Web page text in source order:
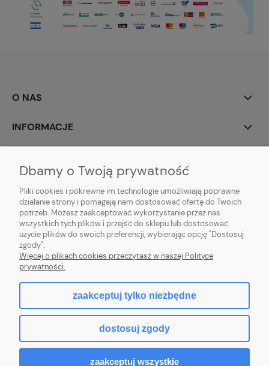
O NAS
INFORMACJE
POMOC
Hurtownia kosmetyczna Zby-Mal | ul. Mościckiego 14; 66-400 Gorzów
Wlkp. | NIP: 5992806699 | Tel.698 35 12 13|zby-mal@wp.pl
Sklep internetowy Shoper.pl
Dbamy o Twoją prywatność
Pliki cookies i pokrewne im technologie umożliwiają poprawne
działanie strony i pomagają nam dostosować ofertę do Twoich
potrzeb. Możesz zaakceptować wykorzystanie przez nas
wszystkich tych plików i przejść do sklepu lub dostosować
użycie plików do swoich preferencji, wybierając opcję "Dostosuj
zgody".
Więcej o plikach cookies przeczytasz w naszej Polityce
prywatności.
zaakceptuj tylko niezbędne
dostosuj zgody
zaakceptuj wszystkie